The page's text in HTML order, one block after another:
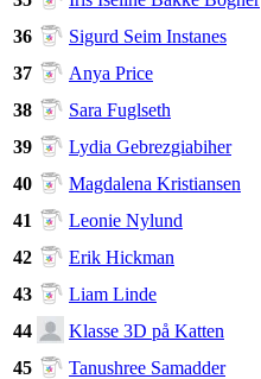
36
Sigurd Seim Instanes
37
Anya Price
38
Sara Fuglseth
39
Lydia Gebrezgiabiher
40
Magdalena Kristiansen
41
Leonie Nylund
42
Erik Hickman
43
Liam Linde
44
Klasse 3D på Katten
45
Tanushree Samadder